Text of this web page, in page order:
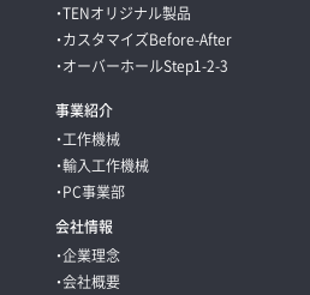
・TENオリジナル製品
・カスタマイズBefore-After
・オーバーホールStep1-2-3
事業紹介
・工作機械
・輸入工作機械
・PC事業部
会社情報
・企業理念
・会社概要